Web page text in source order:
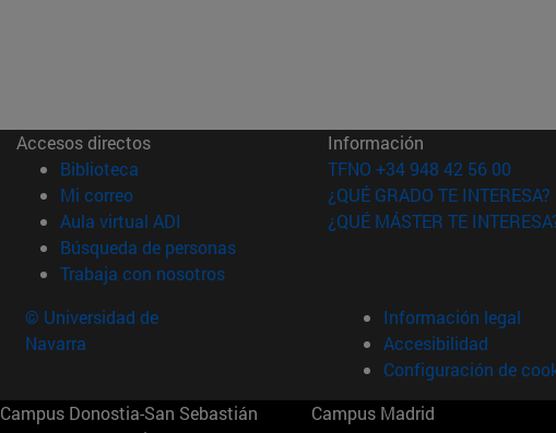
Accesos directos
Biblioteca (abre en nueva ventana)
Mi correo(abre en nueva ventana)
Aula virtual ADI (abre en nueva ventana)
Búsqueda de personas(abre en nueva ventana)
Trabaja con nosotros(abre en nueva ventana)
Información
TFNO +34 948 42 56 00
¿QUÉ GRADO TE INTERESA?
¿QUÉ MÁSTER TE
© Universidad de
Navarra
Información legal
Accesibilidad
Configuración de
Campus Donostia-San Sebastián
Campus Madrid